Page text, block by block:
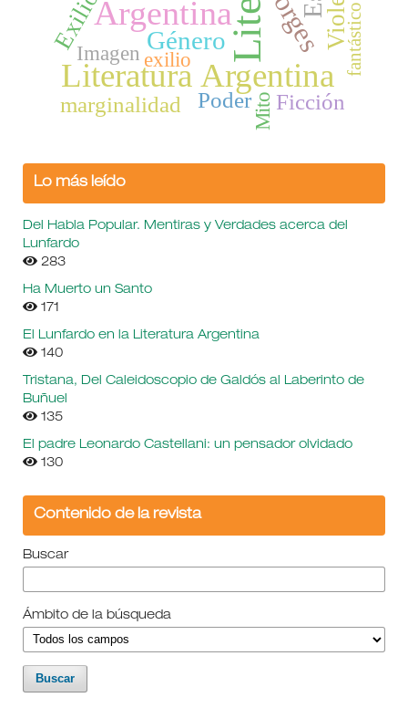
Argentina
Literatura Argentina
Género
Exilio
Poder
marginalidad Ficción
Mito
exilio
Imagen fantástico
Lo más leído
Del Habla Popular. Mentiras y Verdades acerca del
Lunfardo
283
Ha Muerto un Santo
171
El Lunfardo en la Literatura Argentina
140
Tristana, Del Caleidoscopio de Galdós al Laberinto de
Buñuel
135
El padre Leonardo Castellani: un pensador olvidado
130
Contenido de la revista
Buscar
Ámbito de la búsqueda